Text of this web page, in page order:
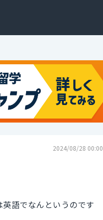
2024/08/28 00:00
語でなんというのです